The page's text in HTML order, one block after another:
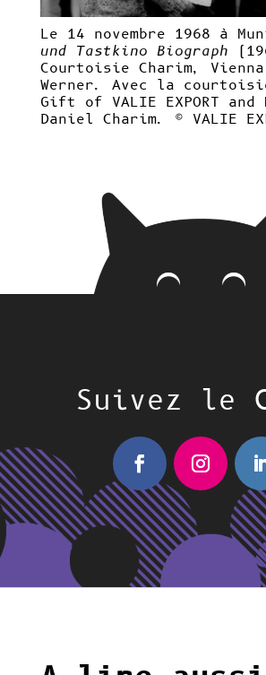
Le 14 novembre 1968 à
und Tastkino Biograph
Courtoisie Charim, Vienna
Werner. Avec la courtoisie
Gift of VALIE EXPORT and
Daniel Charim. © VALIE
Suivez le